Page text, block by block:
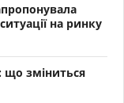
на ринку
що зміниться